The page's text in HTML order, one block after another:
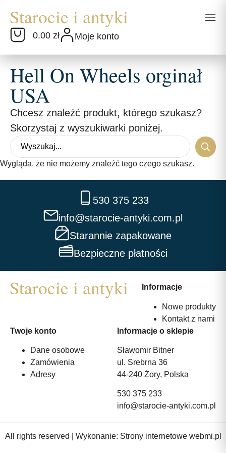
0.00 zł Moje konto
Hell On Wheels orginał
USA
Chcesz znaleźć produkt, którego szukasz?
Skorzystaj z wyszukiwarki poniżej.
Wygląda, że nie możemy znaleźć tego czego szukasz.
530 375 233
info@starocie-antyki.com.pl
Starannie zapakowane
Bezpieczne płatności
Informacje
Nowe produkty
Kontakt z nami
Twoje konto
Dane osobowe
Zamówienia
Adresy
Informacje o sklepie
Sławomir Bitner
ul. Srebrna 36
44-240 Żory, Polska
530 375 233
info@starocie-antyki.com.pl
All rights reserved | Wykonanie: Strony internetowe webmi.pl